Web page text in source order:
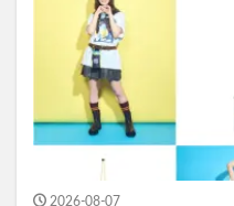
2026-08-07